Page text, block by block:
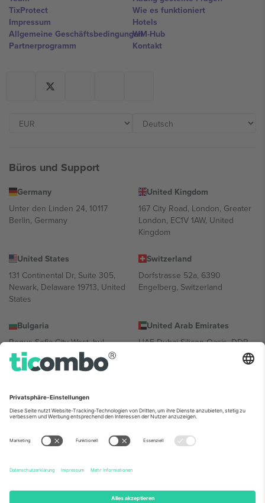
TixProtect
Impressum
Allgemeine Geschäftsbedingungen
Partnerprogramm
Wie es funktioniert
Hotels
WM-Hub
Kontakt
Büros und Support
Germany
Unter den Linden 24, 10117
Berlin, Germany
United Kingdom
167 City Road, London, Greater
London, EC1V 1AW, United
Kingdom
United States
131 Continental Dr, Suite 305,
Newark, Delaware 19713, United
States
Switzerland
Dorfstrasse 52a, 6390
Engelberg, Switzerland
Bulgaria
Regus Sofia City West, bul
Totleben 53-55, 1606 Sofia,
Bulgaria
United Arab Emirates
UAE Dubai Silicon Oasis, DDP
Building A1, Office 302, Dubai,
Mexico
Av Chapultepec 360, Roma
Norte, Cuauhtémoc, 06700
Ciudad de México, CDMX,
Mexico
Die juristische Person des Plattformanbieters kann je nach
Informationen finden Sie auf der jeweiligen Veranstaltungsseite, im